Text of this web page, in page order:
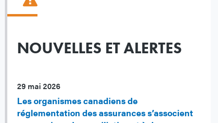
NOUVELLES ET ALERTES
29 mai 2026
Les organismes canadiens de
réglementation des assurances s’associent